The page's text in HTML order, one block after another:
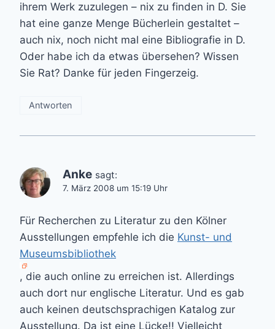
ihrem Werk zuzulegen – nix zu finden in D. Sie
hat eine ganze Menge Bücherlein gestaltet –
auch nix, noch nicht mal eine Bibliografie in D.
Oder habe ich da etwas übersehen? Wissen
Sie Rat? Danke für jeden Fingerzeig.
Antworten
Anke sagt:
7. März 2008 um 15:19 Uhr
Für Recherchen zu Literatur zu den Kölner
Ausstellungen empfehle ich die Kunst- und
Museumsbibliothek
, die auch online zu erreichen ist. Allerdings
auch dort nur englische Literatur. Und es gab
auch keinen deutschsprachigen Katalog zur
Ausstellung. Da ist eine Lücke!! Vielleicht